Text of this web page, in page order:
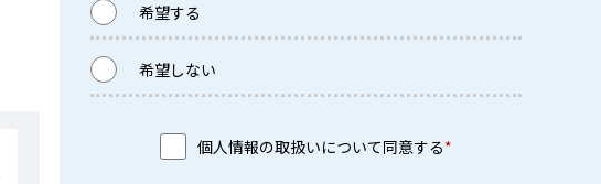
希望する
希望しない
個人情報の取扱いについて同意する*